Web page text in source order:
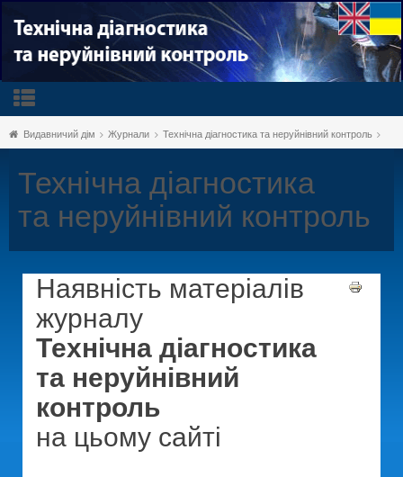
Видавничий дім Журнали Технічна діагностика та неруйнівний контроль
Технічна діагностика
та неруйнівний контроль
Наявність матеріалів
журналу
Технічна діагностика
та неруйнівний
контроль
на цьому сайті